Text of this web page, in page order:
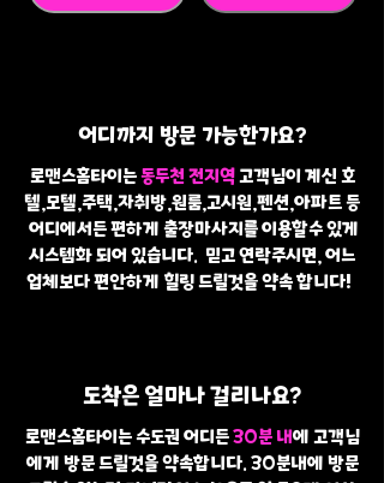
어디까지 방문 가능한가요?
로맨스홈타이는동두천 전지역고객님이 계신 호
텔,모텔,주택,자취방,원룸,고시원,펜션,아파트 등
어디에서든 편하게 출장마사지를 이용할수 있게
시스템화 되어 있습니다. 믿고 연락주시면, 어느
업체보다 편안하게 힐링 드릴것을 약속 합니다!
도착은 얼마나 걸리나요?
로맨스홈타이는 수도권 어디든30분 내에 고객님
에게 방문 드릴것을 약속합니다. 30분내에 방문